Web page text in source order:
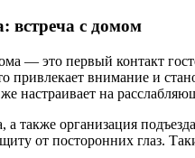
встреча с домом
— это первый контакт
привлекает внимание и
же настраивает на
а также организация
от посторонних глаз.